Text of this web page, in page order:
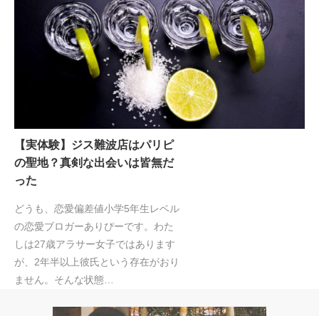
【実体験】ジス難波店はパリピ
の聖地？真剣な出会いは皆無だ
った
どうも、恋愛偏差値小学5年生レベル
の恋愛ブロガーありぴーです。わた
しは27歳アラサー女子ではあります
が、2年半以上彼氏という存在がおり
ません。そんな状態…